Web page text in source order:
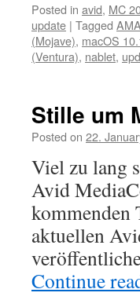
Posted in avid, MC
update | Tagged
(Mojave), macOS
(Ventura), nablet,
Stille um
Posted on 22.
Viel zu lang
Avid
kommenden
aktuellen
Continue